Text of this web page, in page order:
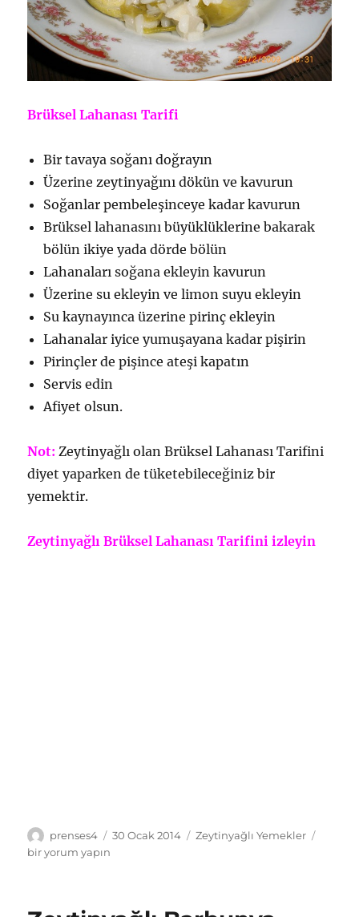
Brüksel Lahanası Tarifi
Bir tavaya soğanı doğrayın
Üzerine zeytinyağını dökün ve kavurun
Soğanlar pembeleşinceye kadar kavurun
Brüksel lahanasını büyüklüklerine bakarak
bölün ikiye yada dörde bölün
Lahanaları soğana ekleyin kavurun
Üzerine su ekleyin ve limon suyu ekleyin
Su kaynayınca üzerine pirinç ekleyin
Lahanalar iyice yumuşayana kadar pişirin
Pirinçler de pişince ateşi kapatın
Servis edin
Afiyet olsun.
Not: Zeytinyağlı olan Brüksel Lahanası Tarifini
diyet yaparken de tüketebileceğiniz bir
yemektir.
Zeytinyağlı Brüksel Lahanası Tarifini izleyin
Yazar
prenses4
Yayın
30 Ocak 2014 Kategoriler
Zeytinyağlı Yemekler
bir yorum yapın